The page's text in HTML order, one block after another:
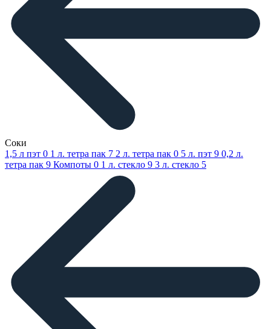
Соки
1,5 л пэт 0 1 л. тетра пак 7 2 л. тетра пак 0 5 л. пэт 9 0,2 л.
тетра пак 9 Компоты 0 1 л. стекло 9 3 л. стекло 5